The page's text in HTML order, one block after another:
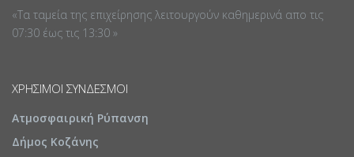
«Τα ταμεία της επιχείρησης λειτουργούν καθημερινά απο τις
07:30 έως τις 13:30 »
ΧΡΉΣΙΜΟΙ ΣΎΝΔΕΣΜΟΙ
Ατμοσφαιρική Ρύπανση
Δήμος Κοζάνης